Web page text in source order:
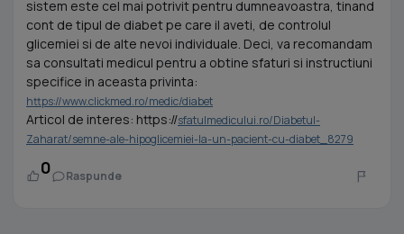
sistem este cel mai potrivit pentru dumneavoastra, tinand
cont de tipul de diabet pe care il aveti, de controlul
glicemiei si de alte nevoi individuale. Deci, va recomandam
sa consultati medicul pentru a obtine sfaturi si instructiuni
specifice in aceasta privinta:
https://www.clickmed.ro/medic/diabet
Articol de interes: https://sfatulmedicului.ro/Diabetul-
Zaharat/semne-ale-hipoglicemiei-la-un-pacient-cu-diabet_8279
0 Raspunde